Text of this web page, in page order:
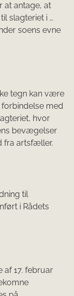
at antage, at
slag­teriet i …
soens evne
tegn kan være
med
hvor
bevægelser
fra artsfæller.
til
i Rådets
af 17. februar